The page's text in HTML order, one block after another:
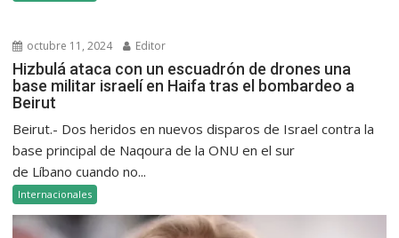
octubre 11, 2024 Editor
Hizbulá ataca con un escuadrón de drones una
base militar israelí en Haifa tras el bombardeo a
Beirut
Beirut.- Dos heridos en nuevos disparos de Israel contra la
base principal de Naqoura de la ONU en el sur
de Líbano cuando no...
Internacionales